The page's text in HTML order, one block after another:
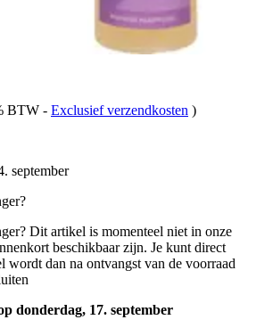
BTW - Exclusief verzendkosten )
september
Dit artikel is momenteel niet in onze
beschikbaar zijn. Je kunt direct
wordt dan na ontvangst van de voorraad
donderdag, 17. september